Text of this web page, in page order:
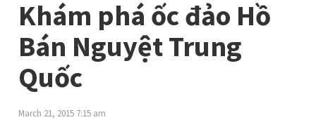
Khám phá ốc đảo Hồ
Bán Nguyệt Trung
Quốc
March 21, 2015 7:15 am